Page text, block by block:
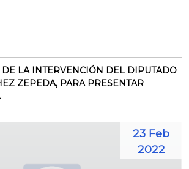
LA INTERVENCIÓN DEL DIPUTADO
ZEPEDA, PARA PRESENTAR
23 Feb
2022